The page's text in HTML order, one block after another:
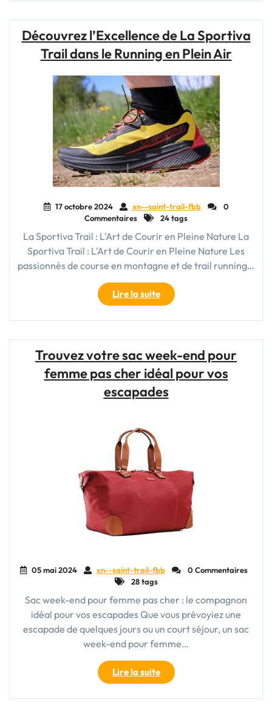
des
Soldes
Trail"
Découvrez l’Excellence de La Sportiva
Trail dans le Running en Plein Air
17 octobre 2024 xn--saint-trail-fbb
0
Commentaires
24 tags
La Sportiva Trail : L'Art de Courir en Pleine Nature La
Sportiva Trail : L'Art de Courir en Pleine Nature Les
passionnés de course en montagne et de trail running…
Lire la suite"Découvrez
l’Excellence
de
Trail
dans
le
Running
Trouvez votre sac week-end pour
femme pas cher idéal pour vos
escapades
05 mai 2024 xn--saint-trail-fbb
0 Commentaires
28 tags
Sac week-end pour femme pas cher : le compagnon
idéal pour vos escapades Que vous prévoyiez une
escapade de quelques jours ou un court séjour, un sac
week-end pour femme…
Lire la suite"Trouvez
votre
sac